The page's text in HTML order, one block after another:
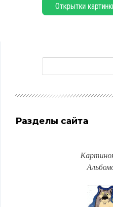
Открытки
Разделы сайта